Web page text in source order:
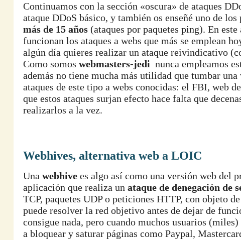
Continuamos con la sección «oscura» de ataques
ataque DDoS básico, y también os enseñé uno de
más de 15 años (ataques por paquetes ping). En
funcionan los ataques a webs que más se emplean
algún día quieres realizar un ataque reivindicativo
Como somos webmasters-jedi nunca empleamos
además no tiene mucha más utilidad que tumbar
ataques de este tipo a webs conocidas: el FBI, web
que estos ataques surjan efecto hace falta que
realizarlos a la vez.
Webhives, alternativa web a LOIC
Una webhive es algo así como una versión web del
aplicación que realiza un ataque de denegación de
TCP, paquetes UDP o peticiones HTTP, con objeto
puede resolver la red objetivo antes de dejar de
consigue nada, pero cuando muchos usuarios
a bloquear y saturar páginas como Paypal,